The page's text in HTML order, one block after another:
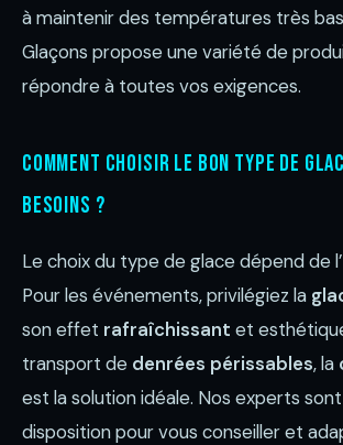
à maintenir des températures très
Glaçons propose une variété de
répondre à toutes vos exigences.
Comment choisir le bon type de
besoins ?
Le choix du type de glace dépend de l’
Pour les événements, privilégiez la
son effet rafraîchissant et
transport de denrées périssables, la
est la solution idéale. Nos experts
disposition pour vous conseiller et